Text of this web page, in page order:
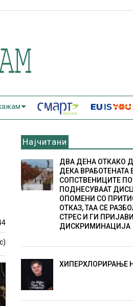
Најчитани
ДВА ДЕНА ОТКАКО
ДЕКА ВРАБОТЕНАТА
СОПСТВЕНИЦИТЕ
ПОДНЕСУВААТ
ОПОМЕНИ СО
ОТКАЗ, ТАА СЕ
СТРЕС И ГИ
ДИСКРИМИНАЦИЈА
ХИПЕРХЛОРИРАЊЕ